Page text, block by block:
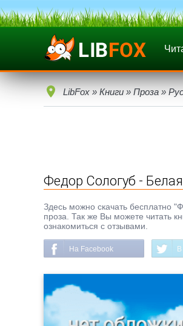
LibFox » Книги » Проза »
Федор Сологуб -
Здесь можно скачать бесплатно
проза. Так же Вы можете читать
ознакомиться с отзывами.
На Facebook